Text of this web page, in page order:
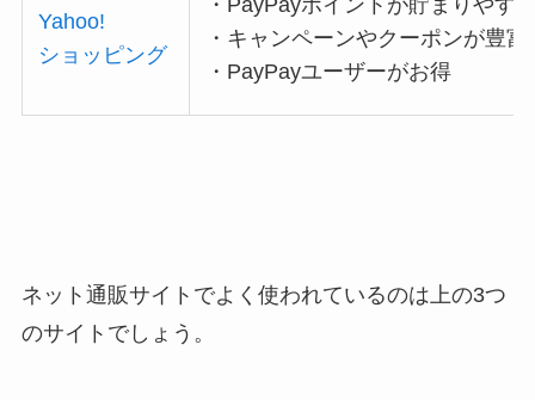
Yahoo!
ショッピング
・PayPayポイントが貯まりやす
・キャンペーンやクーポンが豊富
・PayPayユーザーがお得
ネット通販サイトでよく使われているのは上の3つ
のサイトでしょう。